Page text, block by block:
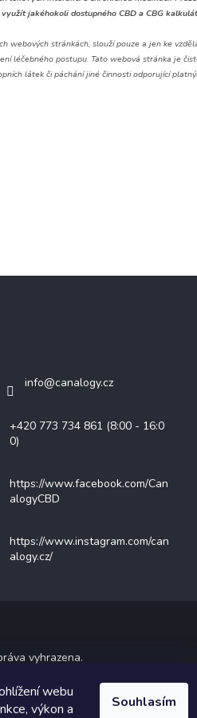
webu
výkon a
Souhlasím
jakéhokoli dostupného CBD a CBG
webových stránkách, slouží pouze a jen ke
léčebného postupu. Tato webová stránka je
látek či páchání jiné činnosti odporující
info@canalogy.cz
+420 773 734 861 (8:00 - 16:0
0)
https://www.facebook.com/Can
alogyCBD
https://www.instagram.com/can
alogy.cz/
vyhrazena.
Shoptetak.cz.